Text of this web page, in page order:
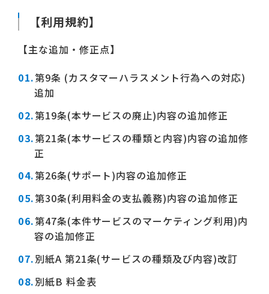
【利用規約】
【主な追加・修正点】
第9条 (カスタマーハラスメント行為への対応)
追加
第19条(本サービスの廃止)内容の追加修正
第21条(本サービスの種類と内容)内容の追加修
正
第26条(サポート)内容の追加修正
第30条(利用料金の支払義務)内容の追加修正
第47条(本件サービスのマーケティング利用)内
容の追加修正
別紙A 第21条(サービスの種類及び内容)改訂
別紙B 料金表